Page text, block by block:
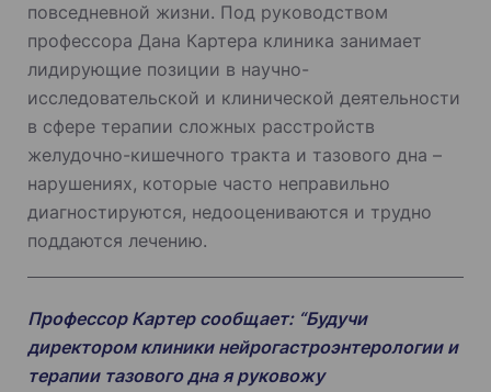
повседневной жизни. Под руководством
профессора Дана Картера клиника занимает
лидирующие позиции в научно-
исследовательской и клинической деятельности
в сфере терапии сложных расстройств
желудочно-кишечного тракта и тазового дна –
нарушениях, которые часто неправильно
диагностируются, недооцениваются и трудно
поддаются лечению.
Профессор Картер сообщает: “Будучи
директором клиники нейрогастроэнтерологии и
терапии тазового дна я руковожу